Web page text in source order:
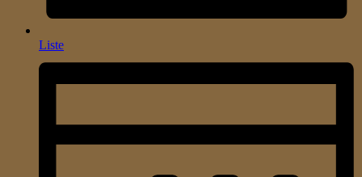
Liste